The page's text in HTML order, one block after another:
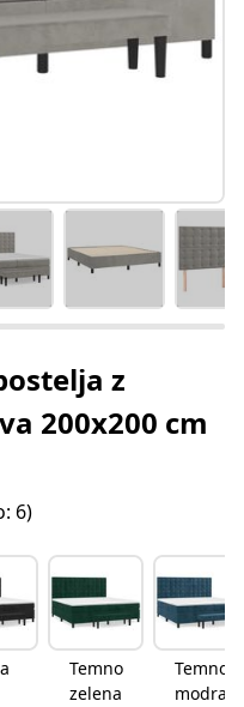
z
200x200 cm
6)
Temno
zelena
Temno
modra